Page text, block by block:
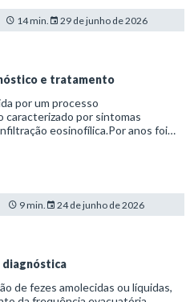
14 min. 29 de junho de 2026
e tratamento
por um processo
caracterizado por sintomas
eosinofílica.Por anos foi
9 min. 24 de junho de 2026
diagnóstica
de fezes amolecidas ou líquidas,